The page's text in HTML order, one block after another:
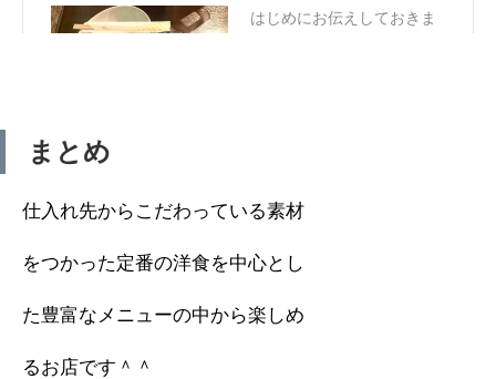
まとめ
仕入れ先からこだわっている素材
をつかった定番の洋食を中心とし
た豊富なメニューの中から楽しめ
るお店です＾＾